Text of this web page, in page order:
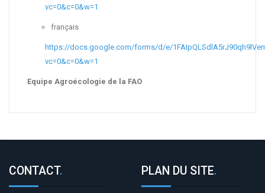
vc=0&c=0&w=1
français
https://docs.google.com/forms/d/e/
vc=0&c=0&w=1
Equipe Agroécologie de la FAO
CONTACT. PLAN DU SITE.